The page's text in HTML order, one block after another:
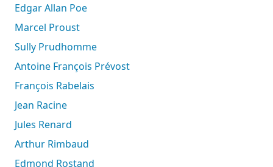
Edgar Allan Poe
Marcel Proust
Sully Prudhomme
Antoine François Prévost
François Rabelais
Jean Racine
Jules Renard
Arthur Rimbaud
Edmond Rostand